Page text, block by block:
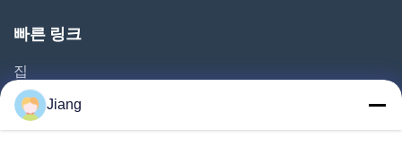
빠른 링크
집
제품
비디오
Jiang